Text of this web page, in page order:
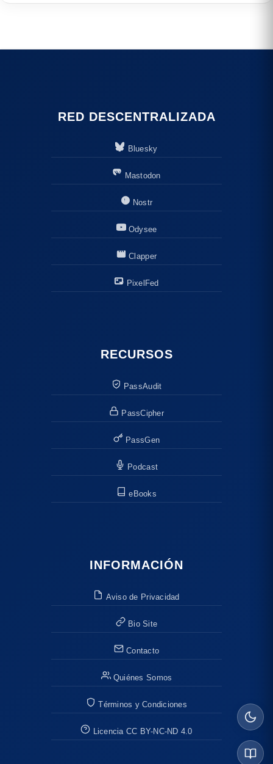
RED DESCENTRALIZADA
Bluesky
Mastodon
Nostr
Odysee
Clapper
PixelFed
RECURSOS
PassAudit
PassCipher
PassGen
Podcast
eBooks
INFORMACIÓN
Aviso de Privacidad
Bio Site
Contacto
Quiénes Somos
Términos y Condiciones
Licencia CC BY-NC-ND 4.0